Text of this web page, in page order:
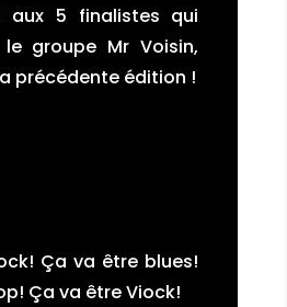
aux 5 finalistes qui
groupe Mr Voisin,
précédente édition !
Ça va être blues!
Ça va être Viock!